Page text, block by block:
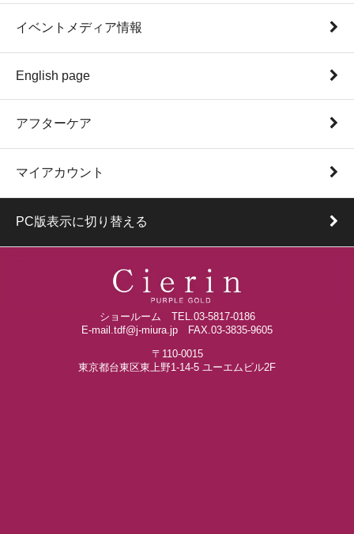
イベントメディア情報
English page
アフターケア
マイアカウント
PC版表示に切り替える
ショールーム TEL.03-5817-0186
E-mail.tdf@j-miura.jp FAX.03-3835-9605
〒110-0015
東京都台東区東上野1-14-5 ユーエムビル2F